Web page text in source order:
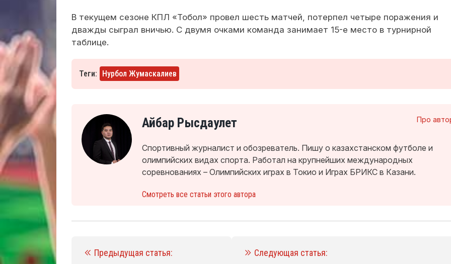
В текущем сезоне КПЛ «Тобол» провел шесть матчей, потерпел четыре поражения и
дважды сыграл вничью. С двумя очками команда занимает 15-е место в турнирной
таблице.
Теги: Нурбол Жумаскалиев
Про
Айбар Рысдаулет
Спортивный журналист и обозреватель. Пишу о казахстанском футболе и
олимпийских видах спорта. Работал на крупнейших международных
соревнованиях – Олимпийских играх в Токио и Играх БРИКС в Казани.
Смотреть все статьи этого автора
Предыдущая статья:
Следующая статья: